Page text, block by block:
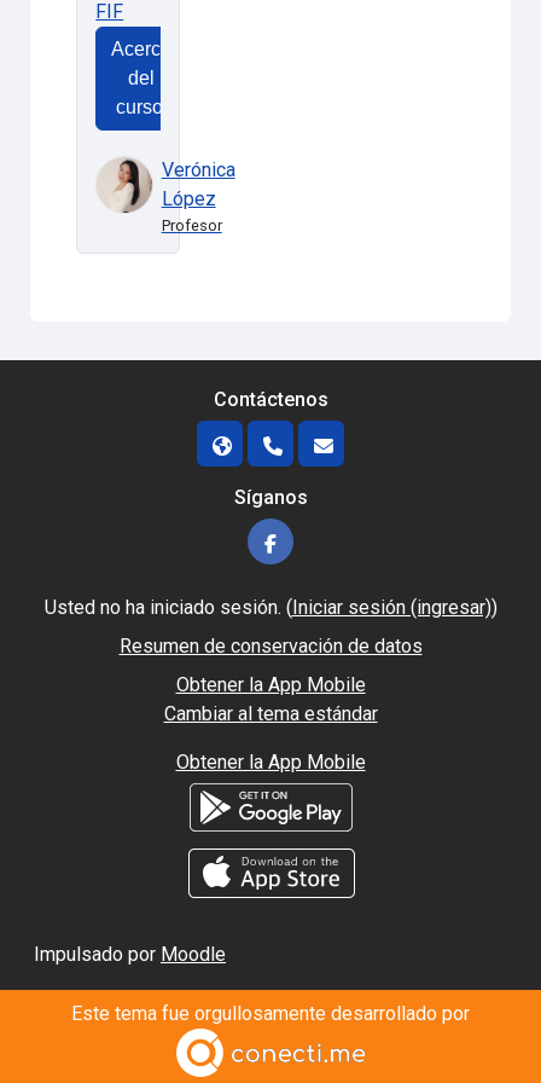
FIF
Acerca
del
curso:
Verónica
López
Profesor
Contáctenos
Síganos
Usted no ha iniciado sesión. (Iniciar sesión (ingresar))
Resumen de conservación de datos
Obtener la App Mobile
Cambiar al tema estándar
Obtener la App Mobile
Impulsado por Moodle
Este tema fue orgullosamente desarrollado por